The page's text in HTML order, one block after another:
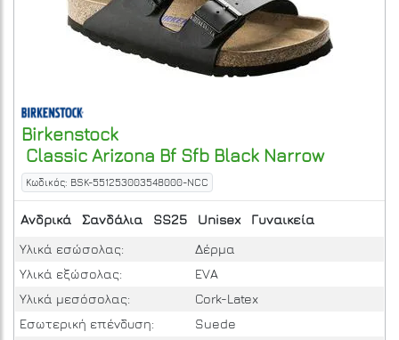
Birkenstock
Classic Arizona Bf Sfb Black Narrow
Κωδικός: BSK-551253003548000-NCC
Ανδρικά Σανδάλια SS25 Unisex
Γυναικεία
Υλικά εσώσολας:
Δέρμα
Υλικά εξώσολας:
EVA
Υλικά μεσόσολας:
Cork-Latex
Εσωτερική επένδυση:
Suede